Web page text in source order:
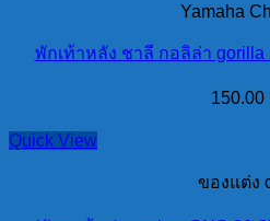
Yamaha
พักเท้าหลัง ชาลี กอลิล่า
150.00
Quick View
ของแต่ง